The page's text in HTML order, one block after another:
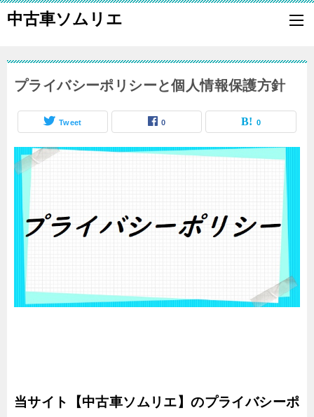
中古車ソムリエ
中古車ソムリエは、車の買い換えの際に、お得に車を手放し、そして
プライバシーポリシーと個人情報保護方針
Tweet 0 0
当サイト【中古車ソムリエ】のプライバシーポ